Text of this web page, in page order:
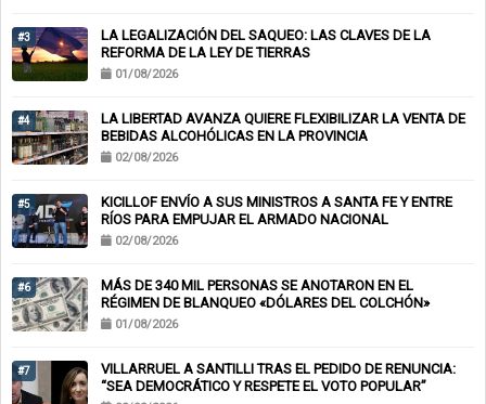
#3
LA LEGALIZACIÓN DEL SAQUEO: LAS CLAVES DE LA
REFORMA DE LA LEY DE TIERRAS
01/08/2026
#4
LA LIBERTAD AVANZA QUIERE FLEXIBILIZAR LA VENTA DE
BEBIDAS ALCOHÓLICAS EN LA PROVINCIA
02/08/2026
#5
KICILLOF ENVÍO A SUS MINISTROS A SANTA FE Y ENTRE
RÍOS PARA EMPUJAR EL ARMADO NACIONAL
02/08/2026
#6
MÁS DE 340 MIL PERSONAS SE ANOTARON EN EL
RÉGIMEN DE BLANQUEO «DÓLARES DEL COLCHÓN»
01/08/2026
#7
VILLARRUEL A SANTILLI TRAS EL PEDIDO DE RENUNCIA:
“SEA DEMOCRÁTICO Y RESPETE EL VOTO POPULAR”